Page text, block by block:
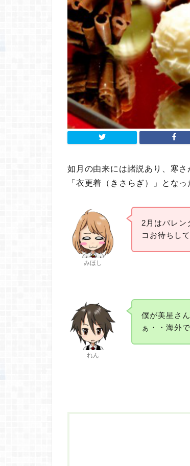
如月の由来には諸説あり、寒
「衣更着（きさらぎ）」とな
みほし
2月はバレン
コお待ちし
れん
僕が美星さ
ぁ・・海外